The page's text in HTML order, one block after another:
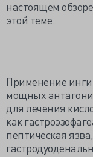
настоящем
этой теме.
Применение
мощных
для лечения
как
пептическая